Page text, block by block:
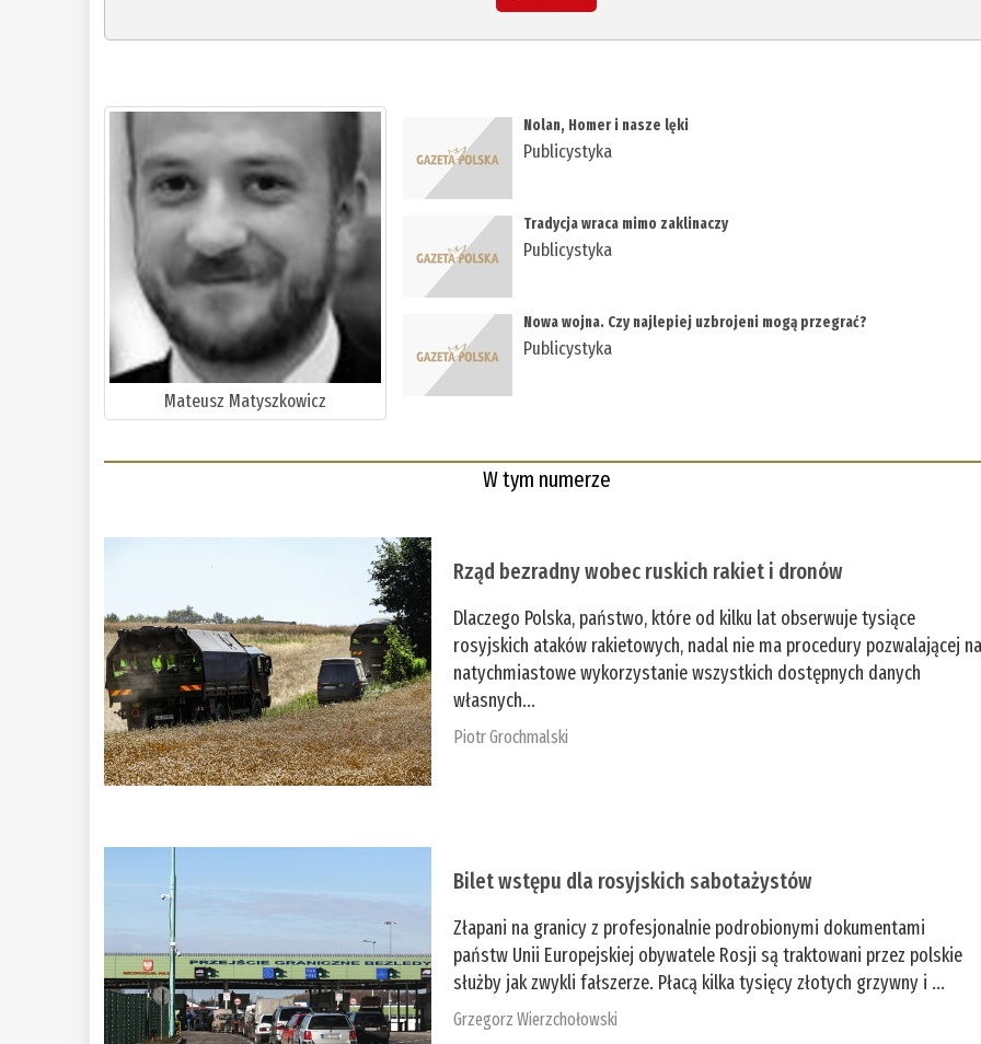
Mateusz Matyszkowicz
Nolan, Homer i nasze lęki
Publicystyka
Tradycja wraca mimo zaklinaczy
Publicystyka
Nowa wojna. Czy najlepiej uzbrojeni mogą przegrać?
Publicystyka
W tym numerze
Rząd bezradny wobec ruskich rakiet i dronów
Dlaczego Polska, państwo, które od kilku lat obserwuje tysiące
rosyjskich ataków rakietowych, nadal nie ma procedury pozwalającej
natychmiastowe wykorzystanie wszystkich dostępnych danych
własnych...
Piotr Grochmalski
Bilet wstępu dla rosyjskich sabotażystów
Złapani na granicy z profesjonalnie podrobionymi dokumentami
państw Unii Europejskiej obywatele Rosji są traktowani przez polskie
służby jak zwykli fałszerze. Płacą kilka tysięcy złotych grzywny i ...
Grzegorz Wierzchołowski